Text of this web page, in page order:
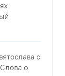
с
о